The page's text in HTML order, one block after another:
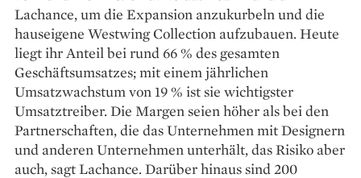
Lachance, um die Expansion anzukurbeln und die
hauseigene Westwing Collection aufzubauen. Heute
liegt ihr Anteil bei rund 66 % des gesamten
Geschäftsumsatzes; mit einem jährlichen
Umsatzwachstum von 19 % ist sie wichtigster
Umsatztreiber. Die Margen seien höher als bei den
Partnerschaften, die das Unternehmen mit Designern
und anderen Unternehmen unterhält, das Risiko aber
auch, sagt Lachance. Darüber hinaus sind 200